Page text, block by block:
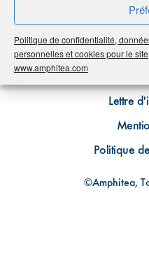
Politique de confidentialité,
personnelles et cookies pour le site
www.amphitea.com
Lettre
Politique
©Amphitea,